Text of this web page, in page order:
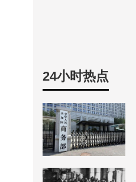
24小时热点